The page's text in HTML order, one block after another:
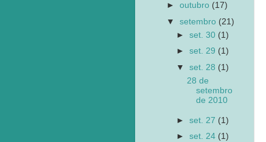
►outubro (17)
▼setembro (21)
►set. 30 (1)
►set. 29 (1)
▼set. 28 (1)
28 de
setembro
de 2010
►set. 27 (1)
►set. 24 (1)